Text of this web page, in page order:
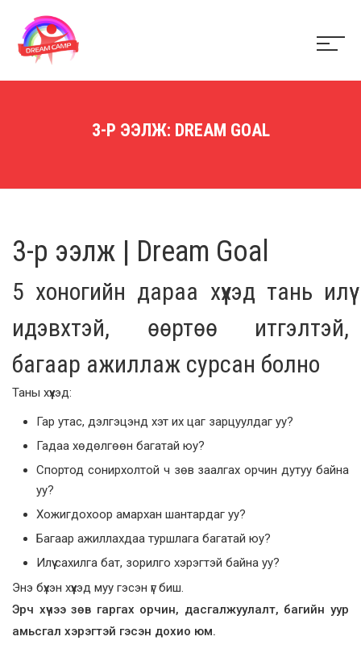
3-Р ЭЭЛЖ: DREAM GOAL
3-р ээлж | Dream Goal
5 хоногийн дараа хүүхэд тань илүү
идэвхтэй, өөртөө итгэлтэй,
багаар ажиллаж сурсан болно
Таны хүүхэд:
Гар утас, дэлгэцэнд хэт их цаг зарцуулдаг уу?
Гадаа хөдөлгөөн багатай юу?
Спортод сонирхолтой ч зөв заалгах орчин дутуу байна
уу?
Хожигдохоор амархан шантардаг уу?
Багаар ажиллахдаа туршлага багатай юу?
Илүү сахилга бат, зорилго хэрэгтэй байна уу?
Энэ бүхэн хүүхэд муу гэсэн үг биш.
Эрч хүчээ зөв гаргах орчин, дасгалжуулалт, багийн уур
амьсгал хэрэгтэй гэсэн дохио юм.